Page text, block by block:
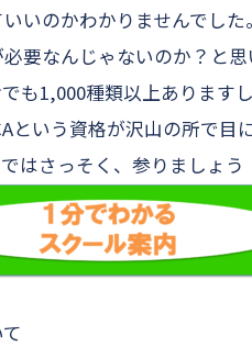
いのかわかりませんでし
要なんじゃないのか？と
も1,000種類以上あります
という資格が沢山の所で目
はさっそく、参りましょう